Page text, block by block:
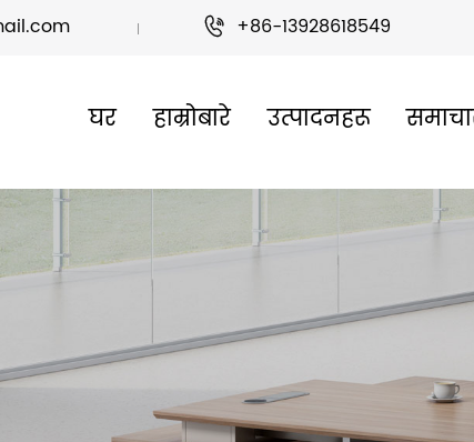
 +86-13928618549
घर हाम्रोबारे उत्पादनहरू